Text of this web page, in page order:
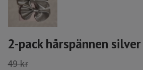
2-pack hårspännen silver
49 kr